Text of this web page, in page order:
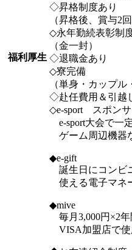
福利厚生
◇昇格制度あり
（昇格後、賞与2
◇永年勤続表彰制
（金一封）
◇退職金あり
◇寮完備
（単身・カップル
◇赴任費用＆引越
◇e-sport スポン
e-sport大会で一
ゲーム周辺機器
◆e-gift
誕生日にコンビ
使える電子マネ
◆mive
毎月3,000円×2
VISA加盟店で使